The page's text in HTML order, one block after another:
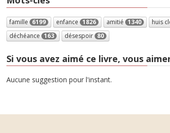
famille 6199 enfance 1826 amitié 1340 huis
déchéance 163 désespoir 80
Si vous avez aimé ce livre, vous
Aucune suggestion pour l'instant.